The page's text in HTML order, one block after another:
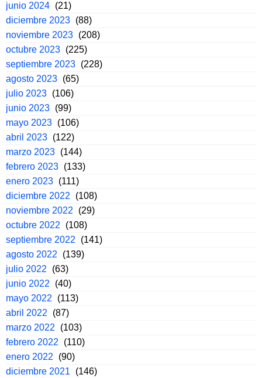
junio 2024 (21)
diciembre 2023 (88)
noviembre 2023 (208)
octubre 2023 (225)
septiembre 2023 (228)
agosto 2023 (65)
julio 2023 (106)
junio 2023 (99)
mayo 2023 (106)
abril 2023 (122)
marzo 2023 (144)
febrero 2023 (133)
enero 2023 (111)
diciembre 2022
(108)
noviembre 2022
(29)
octubre 2022
(108)
septiembre 2022
(141)
agosto 2022
(139)
julio 2022
(63)
junio 2022
(40)
mayo 2022
(113)
abril 2022
(87)
marzo 2022
(103)
febrero 2022
(110)
enero 2022
(90)
diciembre 2021
(146)